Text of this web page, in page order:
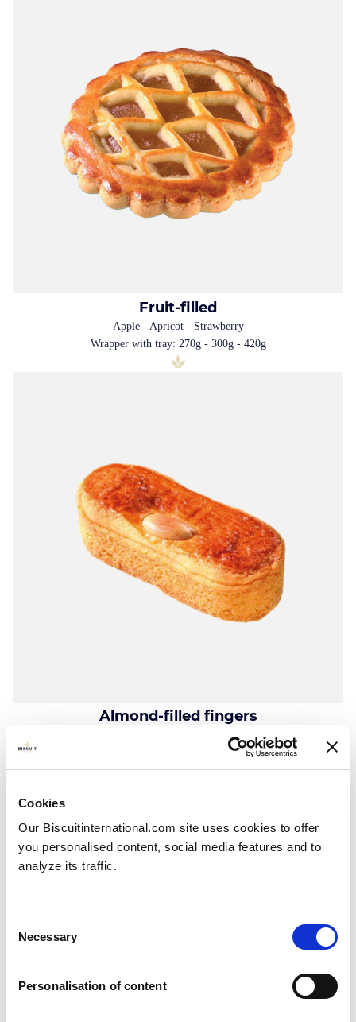
Cookies
Our Biscuitinternational.com site uses cookies to offer
you personalised content, social media features and to
analyze its traffic.
Selection
Necessary
Personalisation of content
Fruit-filled
Apple - Apricot - Strawberry
Wrapper with tray: 270g - 300g - 420g
Almond-filled fingers
Pillowbag: 280g - 300g - 420g